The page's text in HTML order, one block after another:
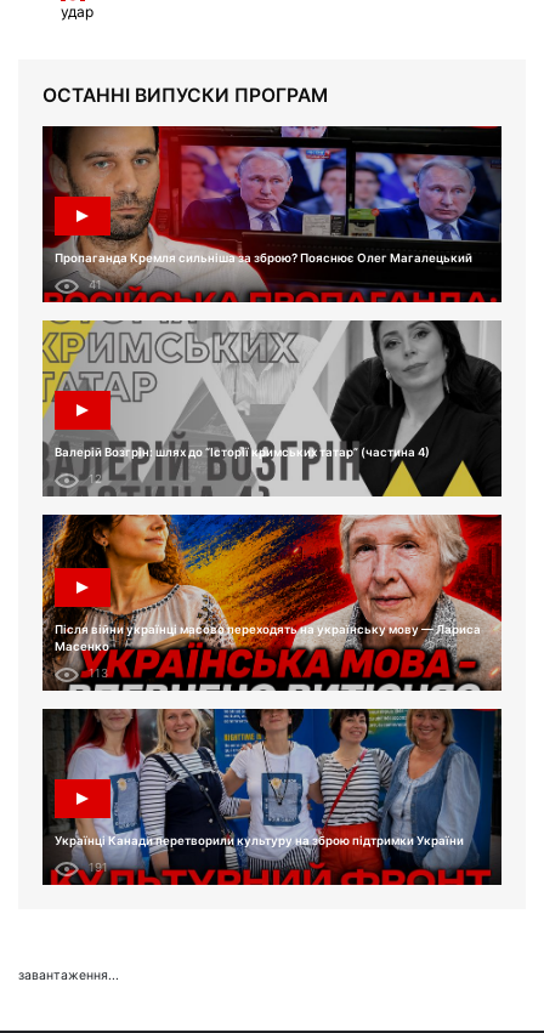
удар
ОСТАННІ ВИПУСКИ ПРОГРАМ
Пропаганда Кремля сильніша за зброю? Пояснює Олег Магалецький
41
Валерій Возгрін: шлях до “Історії кримських татар” (частина 4)
12
Після війни українці масово переходять на українську мову — Лариса
Масенко
113
Українці Канади перетворили культуру на зброю підтримки України
191
завантаження...